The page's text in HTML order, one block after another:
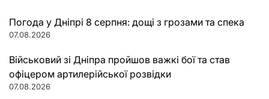
Погода у Дніпрі 8 серпня: дощі з грозами та спека
07.08.2026
Військовий зі Дніпра пройшов важкі бої та став
офіцером артилерійської розвідки
07.08.2026